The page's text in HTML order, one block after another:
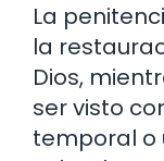
La
la
Dios,
ser visto
temporal o